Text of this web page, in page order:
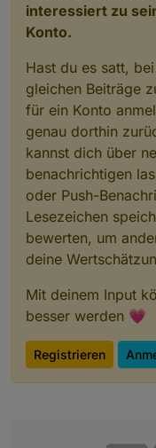
interessiert zu
Konto.
Hast du es satt,
gleichen Beiträge
für ein Konto
genau dorthin
kannst dich über
benachrichtigen
oder Push-
Lesezeichen
bewerten, um
deine
Mit deinem Input
besser werden 💗
Registrieren